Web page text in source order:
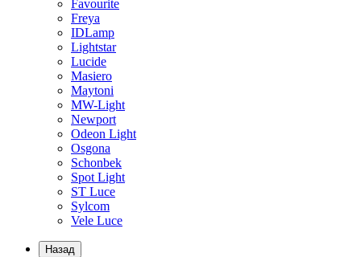
Favourite
Freya
IDLamp
Lightstar
Lucide
Masiero
Maytoni
MW-Light
Newport
Odeon Light
Osgona
Schonbek
Spot Light
ST Luce
Sylcom
Vele Luce
Назад